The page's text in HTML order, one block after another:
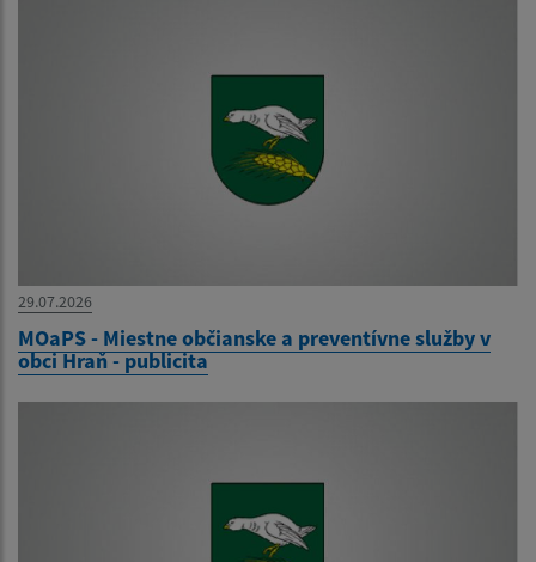
29.07.2026
MOaPS - Miestne občianske a preventívne služby v
obci Hraň - publicita